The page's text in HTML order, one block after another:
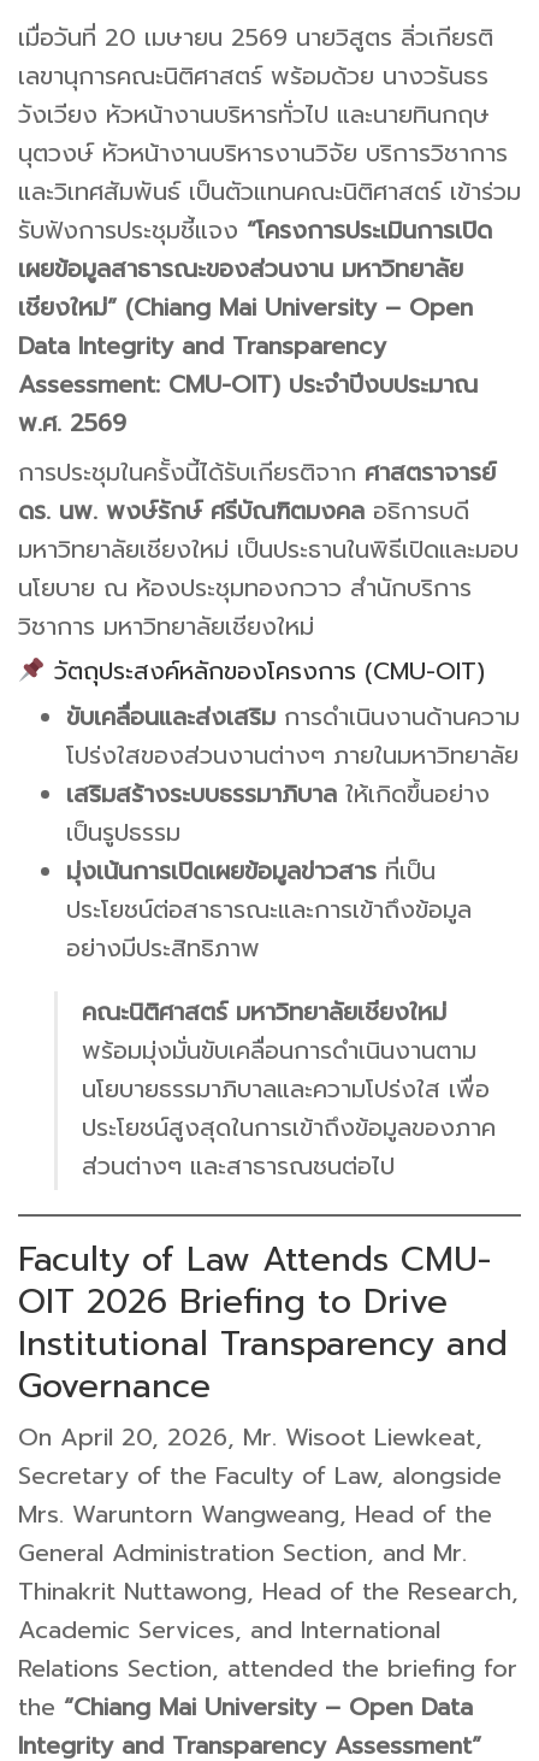
เมื่อวันที่ 20 เมษายน 2569 นายวิสูตร ลิ่วเกียรติ
เลขานุการคณะนิติศาสตร์ พร้อมด้วย นางวรันธร
วังเวียง หัวหน้างานบริหารทั่วไป และนายทินกฤษ
นุตวงษ์ หัวหน้างานบริหารงานวิจัย บริการวิชาการ
และวิเทศสัมพันธ์ เป็นตัวแทนคณะนิติศาสตร์ เข้าร่วม
รับฟังการประชุมชี้แจง “โครงการประเมินการเปิด
เผยข้อมูลสาธารณะของส่วนงาน มหาวิทยาลัย
เชียงใหม่” (Chiang Mai University – Open
Data Integrity and Transparency
Assessment: CMU-OIT) ประจำปีงบประมาณ
พ.ศ. 2569
การประชุมในครั้งนี้ได้รับเกียรติจาก ศาสตราจารย์
ดร. นพ. พงษ์รักษ์ ศรีบัณฑิตมงคล อธิการบดี
มหาวิทยาลัยเชียงใหม่ เป็นประธานในพิธีเปิดและมอบ
นโยบาย ณ ห้องประชุมทองกวาว สำนักบริการ
วิชาการ มหาวิทยาลัยเชียงใหม่
วัตถุประสงค์หลักของโครงการ (CMU-OIT)
ขับเคลื่อนและส่งเสริม การดำเนินงานด้านความ
โปร่งใสของส่วนงานต่างๆ ภายในมหาวิทยาลัย
เสริมสร้างระบบธรรมาภิบาล ให้เกิดขึ้นอย่าง
เป็นรูปธรรม
มุ่งเน้นการเปิดเผยข้อมูลข่าวสาร ที่เป็น
ประโยชน์ต่อสาธารณะและการเข้าถึงข้อมูล
อย่างมีประสิทธิภาพ
คณะนิติศาสตร์ มหาวิทยาลัยเชียงใหม่
พร้อมมุ่งมั่นขับเคลื่อนการดำเนินงานตาม
นโยบายธรรมาภิบาลและความโปร่งใส เพื่อ
ประโยชน์สูงสุดในการเข้าถึงข้อมูลของภาค
ส่วนต่างๆ และสาธารณชนต่อไป
Faculty of Law Attends CMU-
OIT 2026 Briefing to Drive
Institutional Transparency and
Governance
On April 20, 2026, Mr. Wisoot Liewkeat,
Secretary of the Faculty of Law, alongside
Mrs. Waruntorn Wangweang, Head of the
General Administration Section, and Mr.
Thinakrit Nuttawong, Head of the Research,
Academic Services, and International
Relations Section, attended the briefing for
the “Chiang Mai University – Open Data
Integrity and Transparency Assessment”